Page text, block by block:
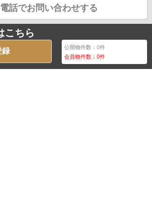
電話でお問い合わせする
こちら
録 公開物件数：0件
会員物件数：0件